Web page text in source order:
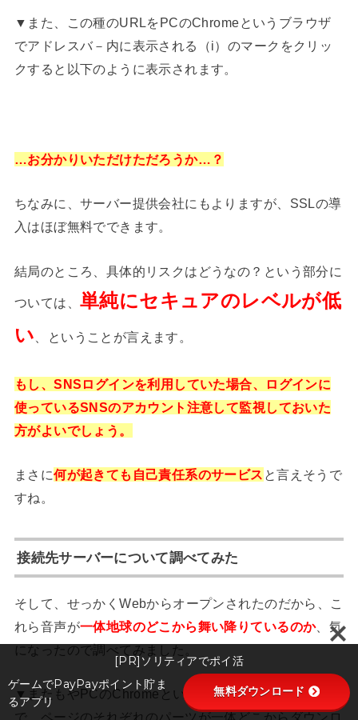
▼また、この種のURLをPCのChromeというブラウザ
でアドレスバ－内に表示される（i）のマークをクリッ
クすると以下のように表示されます。
…お分かりいただけただろうか…？
ちなみに、サーバー提供会社にもよりますが、SSLの導
入はほぼ無料でできます。
結局のところ、具体的リスクはどうなの？という部分に
ついては、 単純にセキュアのレベルが低
い 、ということが言えます。
もし、SNSログインを利用していた場合、ログインに
使っているSNSのアカウント注意して監視しておいた
方がよいでしょう。
まさに何が起きても自己責任系のサービス と言えそうで
すね。
接続先サーバーについて調べてみた
そして、せっかくWebからオープンされたのだから、こ
れら音声が一体地球のどこから舞い降りているのか、気
になったので調べてみました。
▼またもやPCのChromeというブラウザのとあるツール
で、ページのそれぞれのパーツが一体どこからダウンロ
[PR]ソリティアでポイ活
ゲームでPayPayポイント貯ま
るアプリ
無料ダウンロード